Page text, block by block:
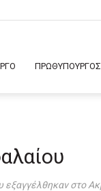
ΠΡΩΘΥΠΟΥΡΓΟΣ
εξαγγέλθηκαν στο